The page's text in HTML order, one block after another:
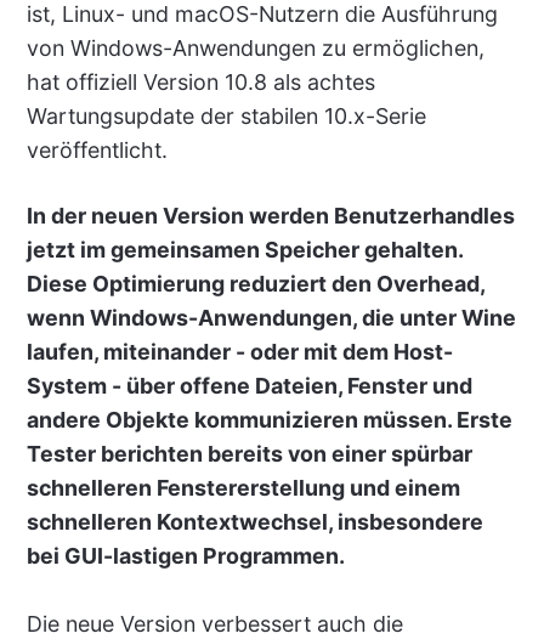
ist, Linux- und macOS-Nutzern die Ausführung
von Windows-Anwendungen zu ermöglichen,
hat offiziell Version 10.8 als achtes
Wartungsupdate der stabilen 10.x-Serie
veröffentlicht.
In der neuen Version werden Benutzerhandles
jetzt im gemeinsamen Speicher gehalten.
Diese Optimierung reduziert den Overhead,
wenn Windows-Anwendungen, die unter Wine
laufen, miteinander - oder mit dem Host-
System - über offene Dateien, Fenster und
andere Objekte kommunizieren müssen. Erste
Tester berichten bereits von einer spürbar
schnelleren Fenstererstellung und einem
schnelleren Kontextwechsel, insbesondere
bei GUI-lastigen Programmen.
Die neue Version verbessert auch die